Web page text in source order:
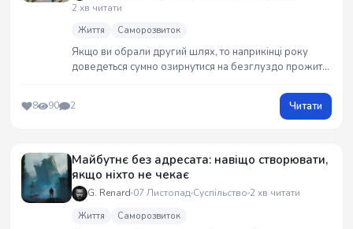
2 хв читати
Життя Саморозвиток
Якщо ви обрали другий шлях, то наприкінці року
доведеться сумно озирнутися на безглуздо прожите
пізно, ваш улюблений Гаррет підготував своє
бачення як бути готовим в новому році.
8 90 2 Читати
Майбутнє без адресата: навіщо створювати,
якщо ніхто не чекає
G. Renard 07 Листопад Суспільство 2 хв читати
Життя Саморозвиток